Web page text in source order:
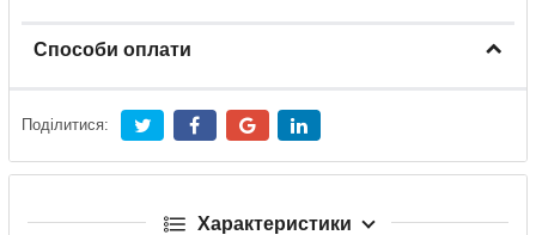
Способи оплати
Поділитися:
Характеристики